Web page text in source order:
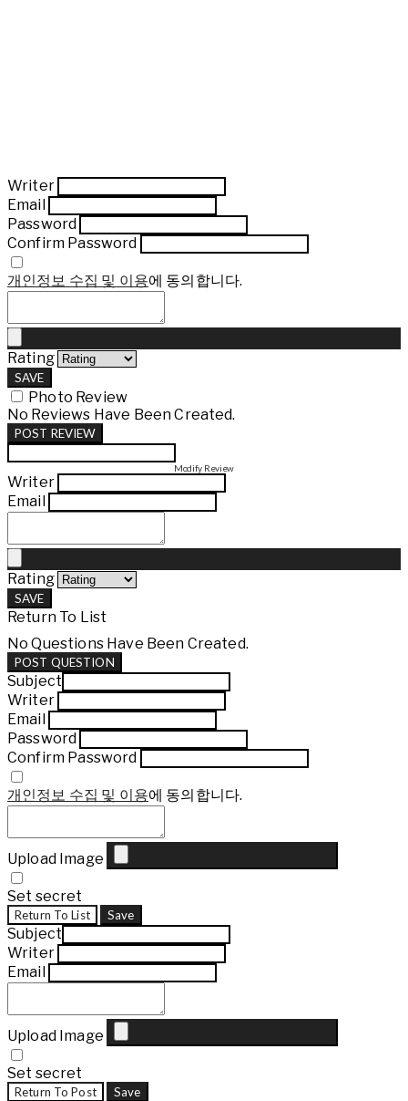
Writer
Email
Password
Confirm Password
개인정보 수집 및 이용에 동의합니다.
Rating
SAVE
Photo Review
No Reviews Have Been Created.
POST REVIEW
Modify Review
Writer
Email
Rating
SAVE
Return To List
No Questions Have Been Created.
POST QUESTION
Subject
Writer
Email
Password
Confirm Password
개인정보 수집 및 이용에 동의합니다.
Upload Image
Set secret
Return To List Save
Subject
Writer
Email
Upload Image
Set secret
Return To Post Save